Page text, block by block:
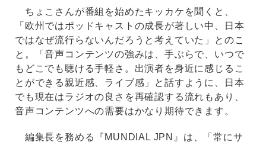
ちょこさんが番組を始めたキッカケを聞くと、
「欧州ではポッドキャストの成長が著しい中、日本
ではなぜ流行らないんだろうと考えていた」とのこ
と。「音声コンテンツの強みは、手ぶらで、いつで
もどこでも聴ける手軽さ。出演者を身近に感じるこ
とができる親近感、ライブ感」と話すように、日本
でも現在はラジオの良さを再確認する流れもあり、
音声コンテンツへの需要はかなり期待できます。
編集長を務める『MUNDIAL JPN』は、「常にサ